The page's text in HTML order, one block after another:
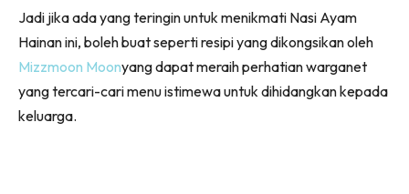
Jadi jika ada yang teringin untuk menikmati Nasi Ayam
Hainan ini, boleh buat seperti resipi yang dikongsikan oleh
Mizzmoon Moonyang dapat meraih perhatian warganet
yang tercari-cari menu istimewa untuk dihidangkan kepada
keluarga.